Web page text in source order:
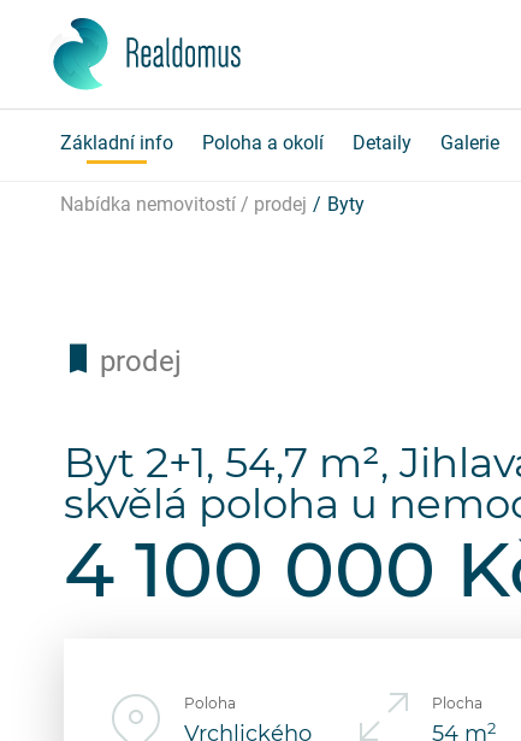
Základní info Poloha a okolí Detaily Galerie
Nabídka nemovitostí / prodej Byty
prodej
Byt 2+1, 54,7 m²,
skvělá poloha u
4 100 000
Poloha
Vrchlického
Plocha
54 m2